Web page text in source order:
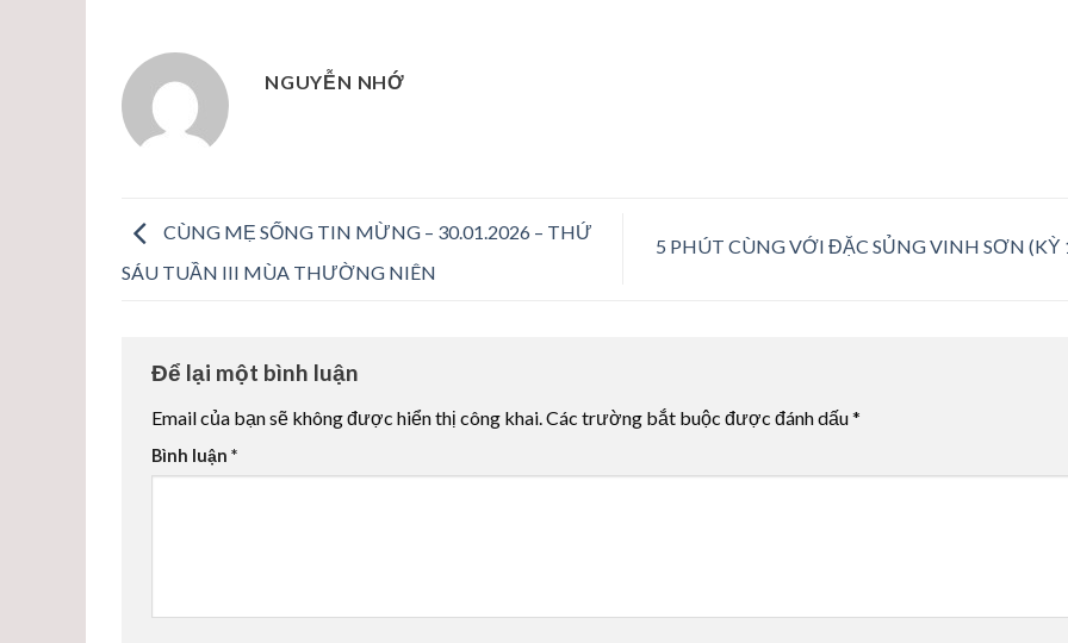
NGUYỄN NHỚ
CÙNG MẸ SỐNG TIN MỪNG – 30.01.2026 – THỨ
SÁU TUẦN III MÙA THƯỜNG NIÊN
5 PHÚT CÙNG VỚI ĐẶC SỦNG VINH SƠN (KỲ
Để lại một bình luận
Email của bạn sẽ không được hiển thị công khai. Các trường bắt buộc được đánh dấu*
Bình luận *